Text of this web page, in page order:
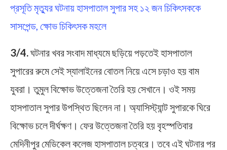
প্রসূতি মৃত্যুর ঘটনায় হাসপাতাল সুপার সহ ১২ জন চিকিৎসককে
সাসপেন্ড, ক্ষোভ চিকিৎসক মহলে
3/4.ঘটনার খবর সংবাদ মাধ্যমে ছড়িয়ে পড়তেই হাসপাতাল
সুপারের রুমে সেই স্যালাইনের বোতল নিয়ে এসে চড়াও হয় বাম
যুবরা। তুমুল বিক্ষোভ উত্তেজনা তৈরি হয় সেখানে। ওই সময়
হাসপাতাল সুপার উপস্থিত ছিলেন না। অ্যাসিস্ট্যান্ট সুপারকে ঘিরে
বিক্ষোভ চলে দীর্ঘক্ষণ। ফের উত্তেজনা তৈরি হয় বৃহস্পতিবার
মেদিনীপুর মেডিকেল কলেজ হাসপাতাল চত্বরে। তবে এই ঘটনার পর